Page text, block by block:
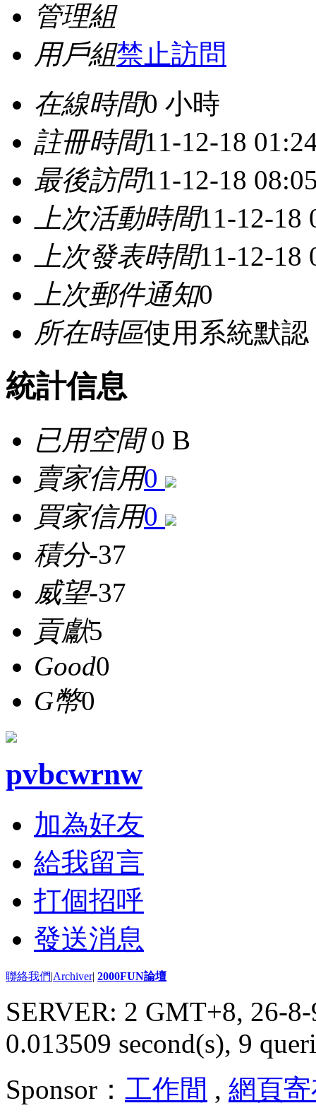
管理組
用戶組禁止訪問
在線時間0 小時
註冊時間11-12-18
最後訪問11-12-18
上次活動時間11-12-18
上次發表時間11-12-18
上次郵件通知0
所在時區使用系統默認
統計信息
已用空間0 B
賣家信用0
買家信用0
積分-37
威望-37
貢獻5
Good0
G幣0
pvbcwrnw
加為好友
給我留言
打個招呼
發送消息
聯絡我們|Archiver| 2000FUN論壇
SERVER: 2 GMT+8, 26-
0.013509 second(s), 9
Sponsor： 工作間 , 網頁